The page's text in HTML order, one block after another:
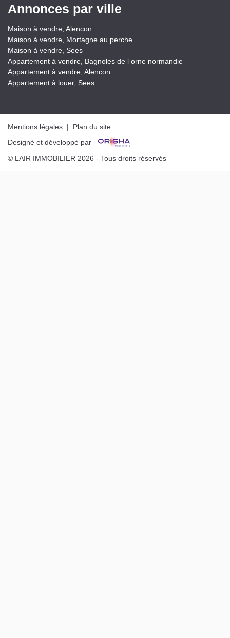
Annonces par ville
Maison à vendre, Alencon
Maison à vendre, Mortagne au perche
Maison à vendre, Sees
Appartement à vendre, Bagnoles de l orne normandie
Appartement à vendre, Alencon
Appartement à louer, Sees
Mentions légales | Plan du site
Designé et développé par
© LAIR IMMOBILIER 2026 - Tous droits réservés